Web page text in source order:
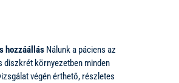
hozzáállás Nálunk a páciens az
diszkrét környezetben minden
végén érthető, részletes